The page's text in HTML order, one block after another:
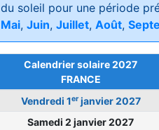
du soleil pour une période
Mai, Juin, Juillet, Août,
Calendrier solaire 2027
FRANCE
Vendredi 1erjanvier 2027
Samedi 2 janvier 2027